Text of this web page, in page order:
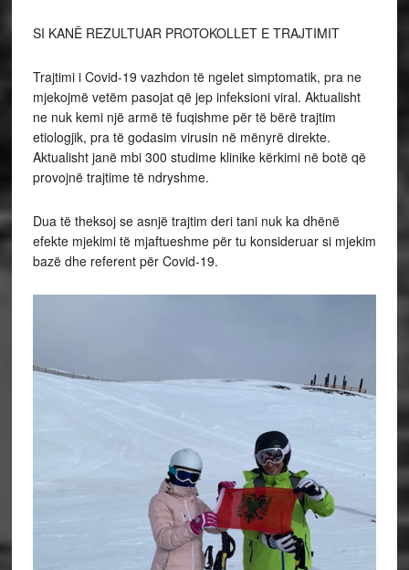
SI KANË REZULTUAR PROTOKOLLET E TRAJTIMIT
Trajtimi i Covid-19 vazhdon të ngelet simptomatik, pra ne
mjekojmë vetëm pasojat që jep infeksioni viral. Aktualisht
ne nuk kemi një armë të fuqishme për të bërë trajtim
etiologjik, pra të godasim virusin në mënyrë direkte.
Aktualisht janë mbi 300 studime klinike kërkimi në botë që
provojnë trajtime të ndryshme.
Dua të theksoj se asnjë trajtim deri tani nuk ka dhënë
efekte mjekimi të mjaftueshme për tu konsideruar si mjekim
bazë dhe referent për Covid-19.